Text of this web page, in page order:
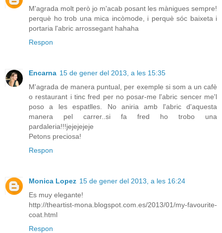
M'agrada molt però jo m'acab posant les mànigues sempre!
perquè ho trob una mica incòmode, i perquè sóc baixeta i
portaria l'abric arrossegant hahaha
Respon
Encarna 15 de gener del 2013, a les 15:35
M'agrada de manera puntual, per exemple si som a un cafè
o restaurant i tinc fred per no posar-me l'abric sencer me'l
poso a les espatlles. No aniria amb l'abric d'aquesta
manera pel carrer..si fa fred ho trobo una
pardaleria!!!jejejejeje
Petons preciosa!
Respon
Monica Lopez 15 de gener del 2013, a les 16:24
Es muy elegante!
http://theartist-mona.blogspot.com.es/2013/01/my-favourite-
coat.html
Respon